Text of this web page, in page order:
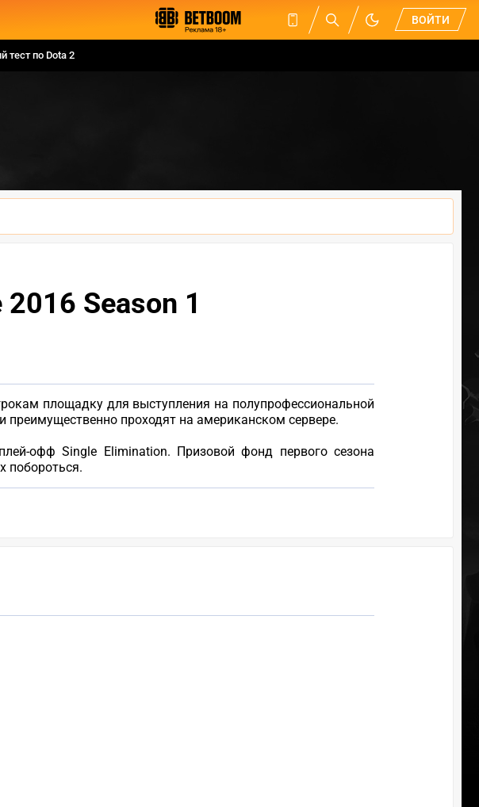
ВОЙТИ
тест по Dota 2
Season 1
площадку для выступления на полупрофессиональной
преимущественно проходят на американском сервере.
офф Single Elimination. Призовой фонд первого сезона
побороться.